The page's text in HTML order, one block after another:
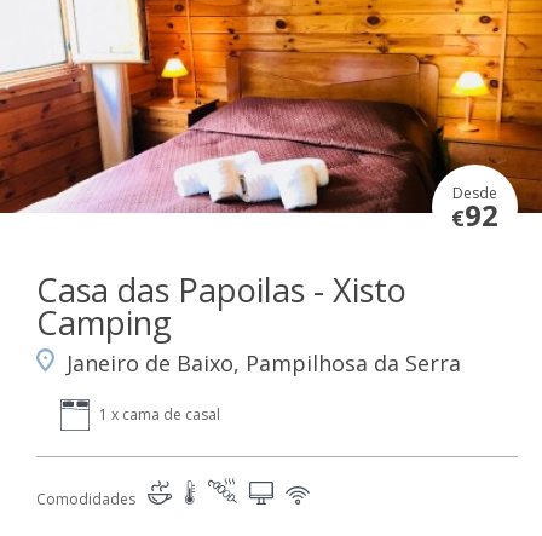
Desde
€92
Casa das Papoilas - Xisto
Camping
Janeiro de Baixo, Pampilhosa da Serra
1 x cama de casal
Comodidades